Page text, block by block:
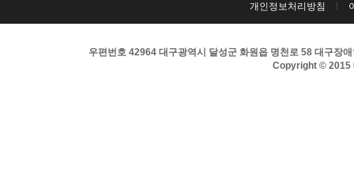
개인정보처리방침
우편번호 42964 대구광역시 달성군 화원읍 명천로 58 대구장
Copyright © 2015